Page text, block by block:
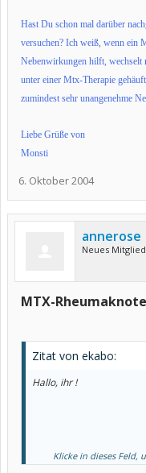
Hast Du schon mal darüber
versuchen? Ich weiß, wenn ein
Nebenwirkungen hilft, wechselt
unter einer Mtx-Therapie
zumindest sehr unangenehme
Liebe Grüße von
Monsti
6. Oktober 2004
annerose
Neues Mitglied
MTX-
Zitat von ekabo:
Hallo, ihr !
Klicke in dieses Feld,